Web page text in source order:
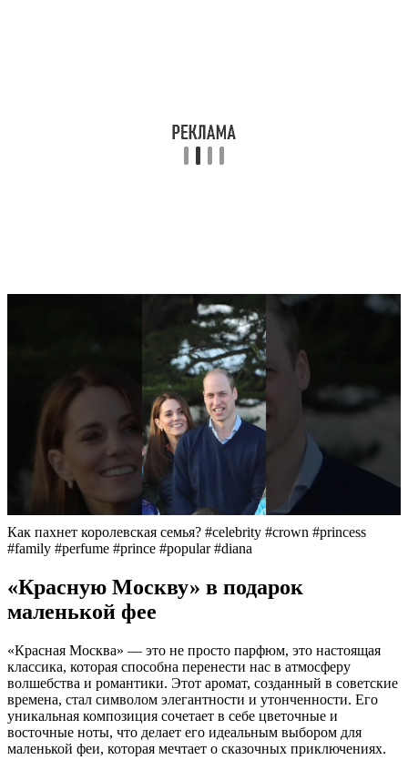
Как пахнет королевская семья? #celebrity #crown #princess
#family #perfume #prince #popular #diana
«Красную Москву» в подарок
маленькой фее
«Красная Москва» — это не просто парфюм, это настоящая
классика, которая способна перенести нас в атмосферу
волшебства и романтики. Этот аромат, созданный в советские
времена, стал символом элегантности и утонченности. Его
уникальная композиция сочетает в себе цветочные и
восточные ноты, что делает его идеальным выбором для
маленькой феи, которая мечтает о сказочных приключениях.